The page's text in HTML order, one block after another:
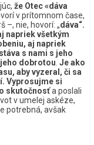
že Otec «dáva
v prítomnom čase,
–, nie, hovorí: „dáva“.
napriek všetkým
aj napriek
s nami s jeho
dobrotou Je ako
aby vyzeral, či sa
Vyprosujme si
skutočnosťa poslali
v umelej askéze,
potrebná, avšak